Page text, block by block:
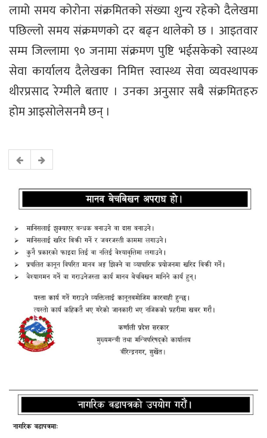
लामो समय कोरोना संक्रमितको संख्या शुन्य रहेको दैलेखमा
पछिल्लो समय संक्रमणको दर बढ्न थालेको छ । आइतवार
सम्म जिल्लामा ९० जनामा संक्रमण पुष्टि भईसकेको स्वास्थ्य
सेवा कार्यालय दैलेखका निमित्त स्वास्थ्य सेवा व्यवस्थापक
थीरप्रसाद रेग्मीले बताए । उनका अनुसार सबै संक्रमितहरु
होम आइसोलेसनमै छन् ।